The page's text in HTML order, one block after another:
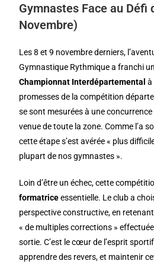
Gymnastes Face au Défi
Novembre)
Les 8 et 9 novembre derniers,
Gymnastique Rythmique a franchi
Championnat Interdépartemental à
promesses de la compétition
se sont mesurées à une
venue de toute la zone. Comme l’a
cette étape s’est avérée « plus
plupart de nos gymnastes ».
Loin d’être un échec, cette
formatriceessentielle. Le club a
perspective constructive, en
« de multiples corrections »
sortie. C’est le cœur de l’esprit
apprendre des revers, et maintenir